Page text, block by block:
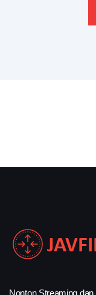
Nonton Streaming